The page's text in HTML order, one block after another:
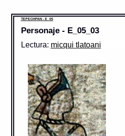
TEPECHPAN - E_05
Personaje - E_05_03
Lectura: micqui tlatoani